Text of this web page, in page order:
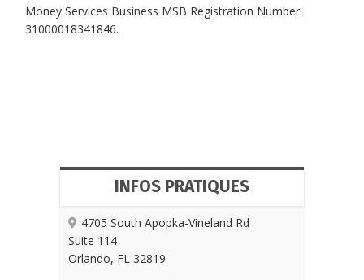
Money Services Business MSB Registration Number:
31000018341846.
INFOS PRATIQUES
4705 South Apopka-Vineland Rd
Suite 114
Orlando, FL 32819​